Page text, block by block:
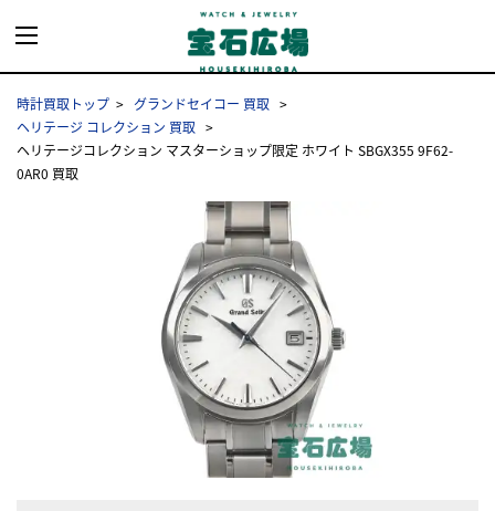
時計買取トップ
グランドセイコー 買取
ヘリテージ コレクション 買取
ヘリテージコレクション マスターショップ限定 ホワイト SBGX355 9F62-
0AR0 買取